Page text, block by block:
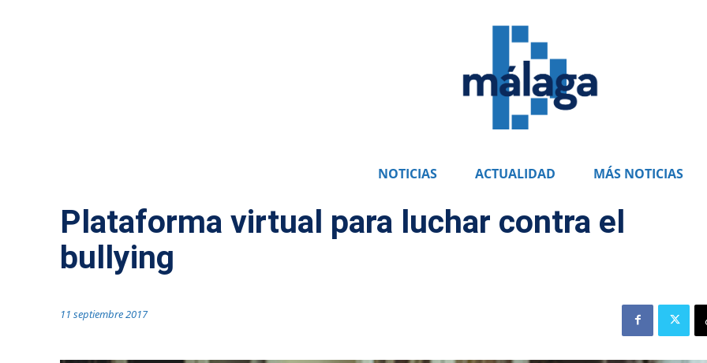
NOTICIAS ACTUALIDAD MÁS NOTICIAS
Plataforma virtual para luchar contra el
bullying
11 septiembre 2017